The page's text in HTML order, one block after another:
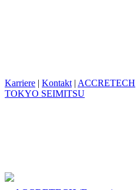
Karriere | Kontakt | ACCRETECH
TOKYO SEIMITSU